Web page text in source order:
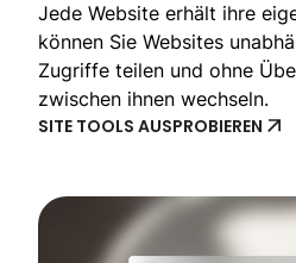
Jede Website erhält ihre
können Sie Websites
Zugriffe teilen und ohne
zwischen ihnen wechseln.
SITE TOOLS AUSPROBIEREN